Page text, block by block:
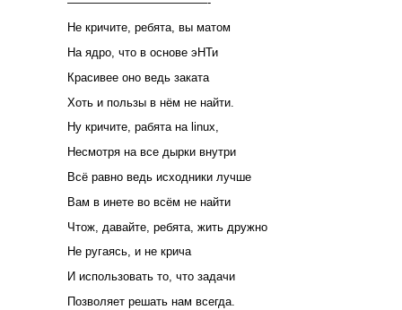
Не кричите, ребята, вы матом
На ядро, что в основе эНТи
Красивее оно ведь заката
Хоть и пользы в нём не найти.
Ну кричите, рабята на linux,
Несмотря на все дырки внутри
Всё равно ведь исходники лучше
Вам в инете во всём не найти
Чтож, давайте, ребята, жить дружно
Не ругаясь, и не крича
И использовать то, что задачи
Позволяет решать нам всегда.